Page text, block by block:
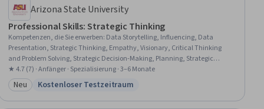
Arizona State University
Professional Skills: Strategic Thinking
Kompetenzen, die Sie erwerben: Data Storytelling, Influencing, Data
Presentation, Strategic Thinking, Empathy, Visionary, Critical Thinking
and Problem Solving, Strategic Decision-Making, Planning, Strategic
Planning, Analytical Skills, Case Studies, Cognitive flexibility,
Brainstorming, Leadership, Persuasive Communication, Creative
Thinking, Data Analysis, Critical Thinking, Risk Management
★ 4.7 (7) · Anfänger · Spezialisierung · 3–6 Monate
Kategorie: Neu
Neu Status: Kostenloser Testzeitraum
Kostenloser Testzeitraum